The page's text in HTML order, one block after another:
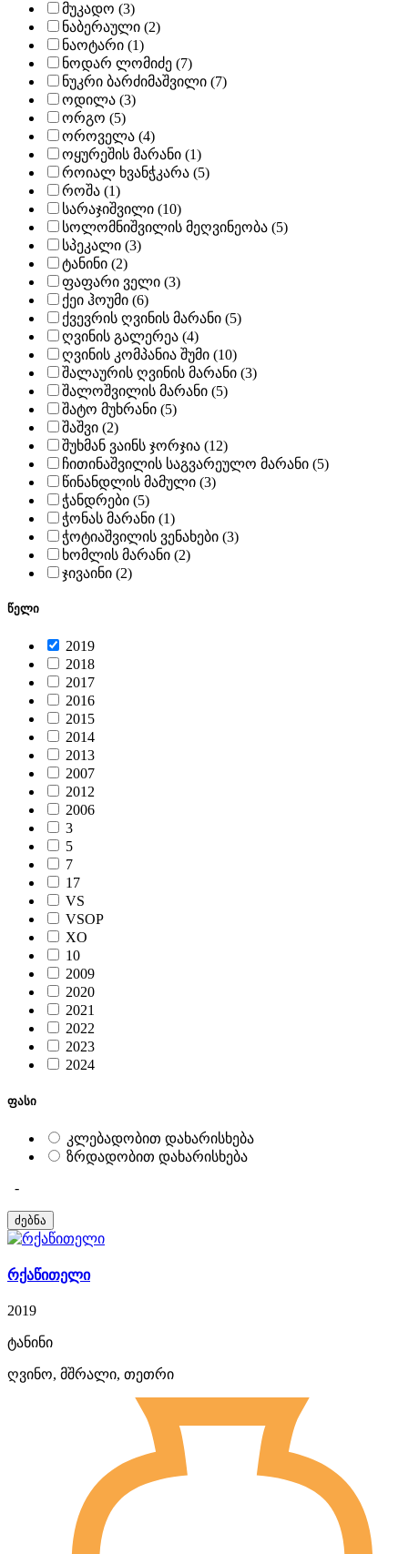
მუკადო (3)
ნაბერაული (2)
ნაოტარი (1)
ნოდარ ლომიძე (7)
ნუკრი ბარძიმაშვილი (7)
ოდილა (3)
ორგო (5)
ოროველა (4)
ოყურეშის მარანი (1)
როიალ ხვანჭკარა (5)
როშა (1)
სარაჯიშვილი (10)
სოლომნიშვილის მეღვინეობა (5)
სპეკალი (3)
ტანინი (2)
ფაფარი ველი (3)
ქეი ჰოუმი (6)
ქვევრის ღვინის მარანი (5)
ღვინის გალერეა (4)
ღვინის კომპანია შუმი (10)
შალაურის ღვინის მარანი (3)
შალოშვილის მარანი (5)
შატო მუხრანი (5)
შაშვი (2)
შუხმან ვაინს ჯორჯია (12)
ჩითინაშვილის საგვარეულო მარანი (5)
წინანდლის მამული (3)
ჭანდრები (5)
ჭონას მარანი (1)
ჭოტიაშვილის ვენახები (3)
ხომლის მარანი (2)
ჯივაინი (2)
წელი
2019
2018
2017
2016
2015
2014
2013
2007
2012
2006
3
5
7
17
VS
VSOP
XO
10
2009
2020
2021
2022
2023
2024
ფასი
კლებადობით დახარისხება
ზრდადობით დახარისხება
-
რქაწითელი
2019
ტანინი
ღვინო, მშრალი, თეთრი